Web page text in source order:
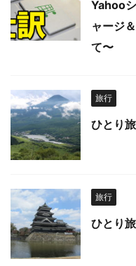
Yahoo
ャージ
て〜
旅行
ひとり
旅行
ひとり